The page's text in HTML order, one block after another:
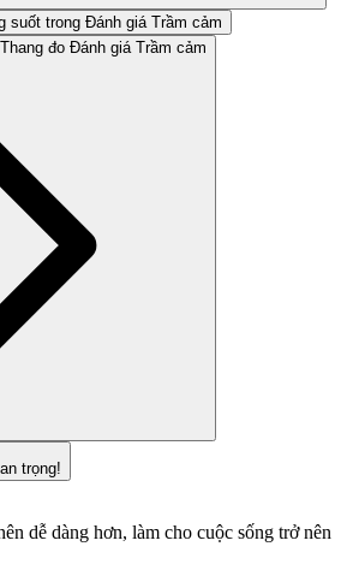
suốt trong Đánh giá Trầm cảm
đo Đánh giá Trầm cảm
trọng!
dễ dàng hơn, làm cho cuộc sống trở nên